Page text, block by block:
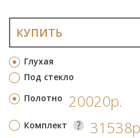
Глухая
Под стекло
КУПИТЬ
Полотно 20020р.
Комплект